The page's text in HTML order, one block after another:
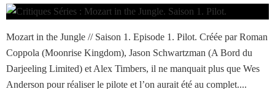
Mozart in the Jungle // Saison 1. Episode 1. Pilot. Créée par Roman
Coppola (Moonrise Kingdom), Jason Schwartzman (A Bord du
Darjeeling Limited) et Alex Timbers, il ne manquait plus que Wes
Anderson pour réaliser le pilote et l’on aurait été au complet....